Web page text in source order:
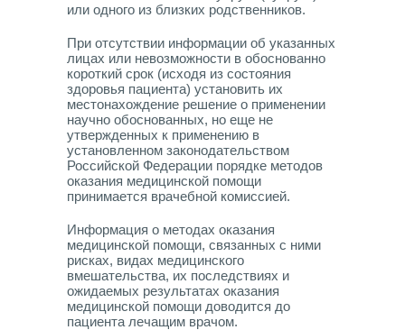
или одного из близких родственников.
При отсутствии информации об указанных
лицах или невозможности в обоснованно
короткий срок (исходя из состояния
здоровья пациента) установить их
местонахождение решение о применении
научно обоснованных, но еще не
утвержденных к применению в
установленном законодательством
Российской Федерации порядке методов
оказания медицинской помощи
принимается врачебной комиссией.
Информация о методах оказания
медицинской помощи, связанных с ними
рисках, видах медицинского
вмешательства, их последствиях и
ожидаемых результатах оказания
медицинской помощи доводится до
пациента лечащим врачом.